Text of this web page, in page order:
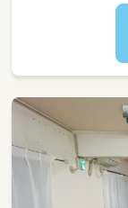
ど、
てい
ピア
切に
＜具
・0歳
また
・は